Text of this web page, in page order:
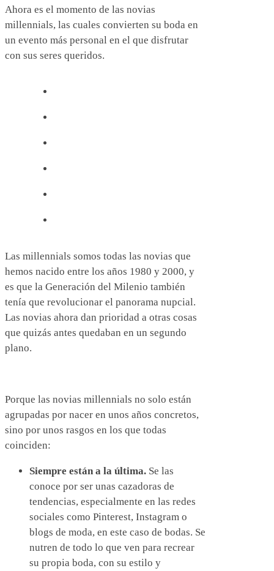
Ahora es el momento de las novias
millennials, las cuales convierten su boda en
un evento más personal en el que disfrutar
con sus seres queridos.
Las millennials somos todas las novias que
hemos nacido entre los años 1980 y 2000, y
es que la Generación del Milenio también
tenía que revolucionar el panorama nupcial.
Las novias ahora dan prioridad a otras cosas
que quizás antes quedaban en un segundo
plano.
Porque las novias millennials no solo están
agrupadas por nacer en unos años concretos,
sino por unos rasgos en los que todas
coinciden:
Siempre están a la última. Se las
conoce por ser unas cazadoras de
tendencias, especialmente en las redes
sociales como Pinterest, Instagram o
blogs de moda, en este caso de bodas. Se
nutren de todo lo que ven para recrear
su propia boda, con su estilo y